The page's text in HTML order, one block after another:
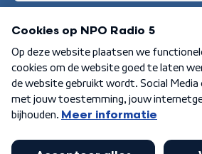
Aanmelden
Algemene voorwaarden Privacybeleid